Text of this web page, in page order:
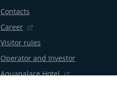
Contacts
Career
Visitor rules
Operator and Investor
Aquapalace Hotel